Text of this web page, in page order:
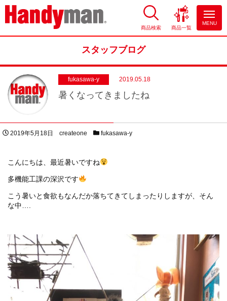
お風呂やキッチンのリフォーム
商品検索 商品一覧
MENU
スタッフブログ
fukasawa-y 2019.05.18
暑くなってきましたね
投稿日
2019年5月18日 著者
createone スタッフブログカテゴリー
fukasawa-y
こんにちは、最近暑いですね
多機能工課の深沢です
こう暑いと食欲もなんだか落ちてきてしまったりしますが、そん
な中….